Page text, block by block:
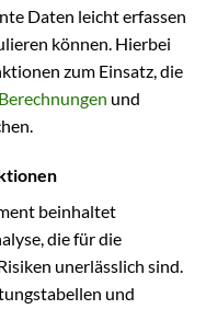
Daten leicht erfassen
können. Hierbei
zum Einsatz, die
Berechnungen und
beinhaltet
die für die
unerlässlich sind.
und